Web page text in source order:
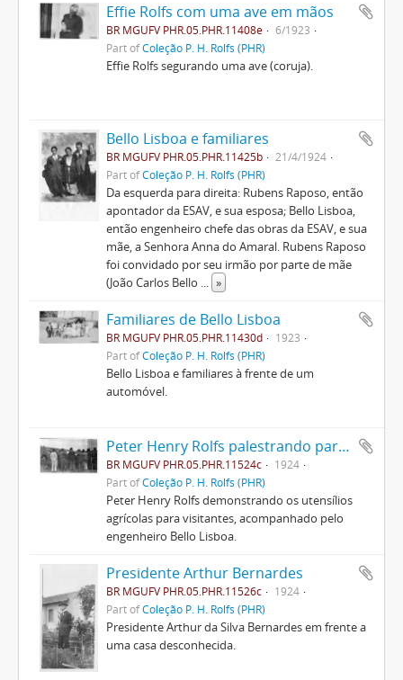
Effie Rolfs com uma ave em mãos
BR MGUFV PHR.05.PHR.11408e
6/1923
Part ofColeção P. H. Rolfs (PHR)
Effie Rolfs segurando uma ave (coruja).
Bello Lisboa e familiares
BR MGUFV PHR.05.PHR.11425b
21/4/1924
Part ofColeção P. H. Rolfs (PHR)
Da esquerda para direita: Rubens Raposo, então
apontador da ESAV, e sua esposa; Bello Lisboa,
então engenheiro chefe das obras da ESAV, e sua
mãe, a Senhora Anna do Amaral. Rubens Raposo
foi convidado por seu irmão por parte de mãe
(João Carlos Bello
»
Familiares de Bello Lisboa
BR MGUFV PHR.05.PHR.11430d
1923
Part ofColeção P. H. Rolfs (PHR)
Bello Lisboa e familiares à frente de um
automóvel.
Peter Henry Rolfs palestrando para visitantes
BR MGUFV PHR.05.PHR.11524c
1924
Part ofColeção P. H. Rolfs (PHR)
Peter Henry Rolfs demonstrando os utensílios
agrícolas para visitantes, acompanhado pelo
engenheiro Bello Lisboa.
Presidente Arthur Bernardes
BR MGUFV PHR.05.PHR.11526c
1924
Part ofColeção P. H. Rolfs (PHR)
Presidente Arthur da Silva Bernardes em frente a
uma casa desconhecida.